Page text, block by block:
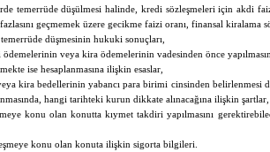
temerrüde düşülmesi halinde, kredi sözleşmeleri için akdi
geçmemek üzere gecikme faizi oranı, finansal kiralama
düşmesinin hukuki sonuçları,
veya kira ödemelerinin vadesinden önce
ise hesaplanmasına ilişkin esaslar,
kira bedellerinin yabancı para birimi cinsinden belirlenmesi
hangi tarihteki kurun dikkate alınacağına ilişkin şartlar,
konu olan konutta kıymet takdiri yapılmasını
konu olan konuta ilişkin sigorta bilgileri.